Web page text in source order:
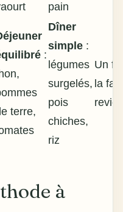
pain
:
terre,
Dîner
simple :
légumes
surgelés,
pois
chiches,
riz
Un
la
à